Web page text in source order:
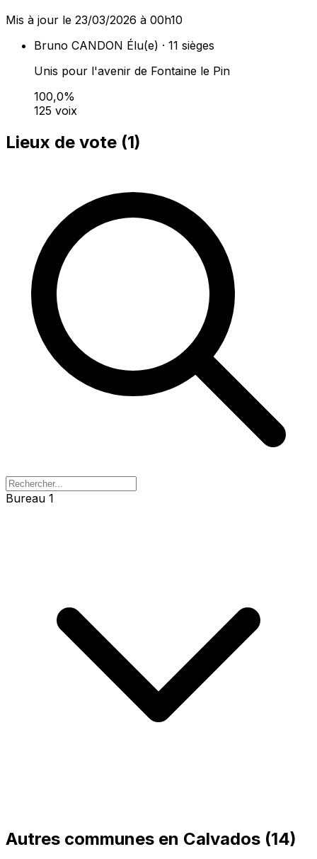
Mis à jour le 23/03/2026 à 00h10
Bruno CANDON Élu(e) · 11 sièges
Unis pour l'avenir de Fontaine le Pin
100,0%
125 voix
Lieux de vote (1)
Bureau 1
Autres communes en Calvados (14)